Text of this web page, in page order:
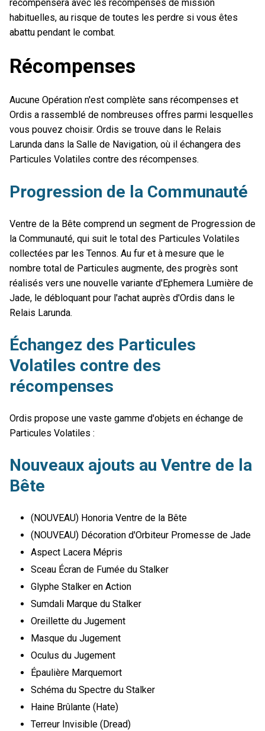
récompensera avec les récompenses de mission
habituelles, au risque de toutes les perdre si vous êtes
abattu pendant le combat.
Récompenses
Aucune Opération n'est complète sans récompenses et
Ordis a rassemblé de nombreuses offres parmi lesquelles
vous pouvez choisir. Ordis se trouve dans le Relais
Larunda dans la Salle de Navigation, où il échangera des
Particules Volatiles contre des récompenses.
Progression de la Communauté
Ventre de la Bête comprend un segment de Progression de
la Communauté, qui suit le total des Particules Volatiles
collectées par les Tennos. Au fur et à mesure que le
nombre total de Particules augmente, des progrès sont
réalisés vers une nouvelle variante d'Ephemera Lumière de
Jade, le débloquant pour l'achat auprès d'Ordis dans le
Relais Larunda.
Échangez des Particules
Volatiles contre des
récompenses
Ordis propose une vaste gamme d'objets en échange de
Particules Volatiles :
Nouveaux ajouts au Ventre de la
Bête
(NOUVEAU) Honoria Ventre de la Bête
(NOUVEAU) Décoration d'Orbiteur Promesse de Jade
Aspect Lacera Mépris
Sceau Écran de Fumée du Stalker
Glyphe Stalker en Action
Sumdali Marque du Stalker
Oreillette du Jugement
Masque du Jugement
Oculus du Jugement
Épaulière Marquemort
Schéma du Spectre du Stalker
Haine Brûlante (Hate)
Terreur Invisible (Dread)